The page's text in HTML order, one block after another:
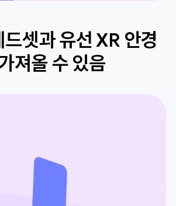
셋과 유선 XR 안경
져올 수 있음